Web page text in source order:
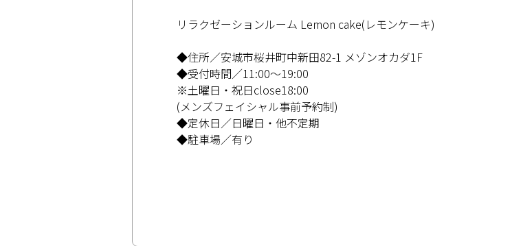
リラクゼーションルーム Lemon cake(レモンケーキ)
◆住所／安城市桜井町中新田82-1 メゾンオカダ1F
◆受付時間／11:00～19:00
※土曜日・祝日close18:00
(メンズフェイシャル事前予約制)
◆定休日／日曜日・他不定期
◆駐車場／有り